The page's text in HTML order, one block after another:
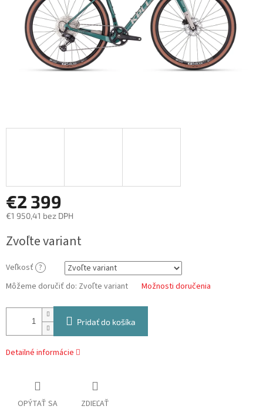
€2 399
€1 950,41 bez DPH
cena:
Zvoľte variant
Veľkosť ?
Môžeme doručiť do: Zvoľte variant Možnosti doručenia
Pridať do košíka
Detailné informácie
OPÝTAŤ SA ZDIEĽAŤ